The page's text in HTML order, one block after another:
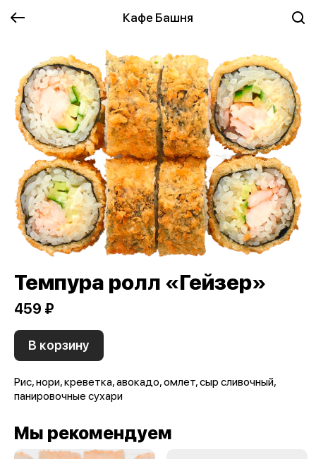
Кафе Башня
Темпура ролл «Гейзер»
459 ₽
В корзину
Рис, нори, креветка, авокадо, омлет, сыр сливочный,
панировочные сухари
Мы рекомендуем